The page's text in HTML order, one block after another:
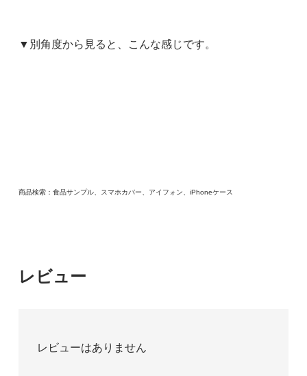
▼別角度から見ると、こんな感じです。
商品検索：食品サンプル、スマホカバー、アイフォン、iPhoneケース
レビュー
レビューはありません